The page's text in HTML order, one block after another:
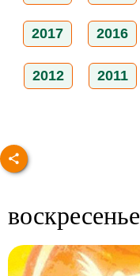
2017 2016
2012 2011
воскресенье